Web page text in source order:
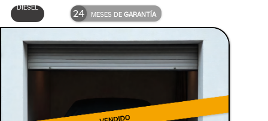
DIÉSEL
24 MESES DEGARANTÍA